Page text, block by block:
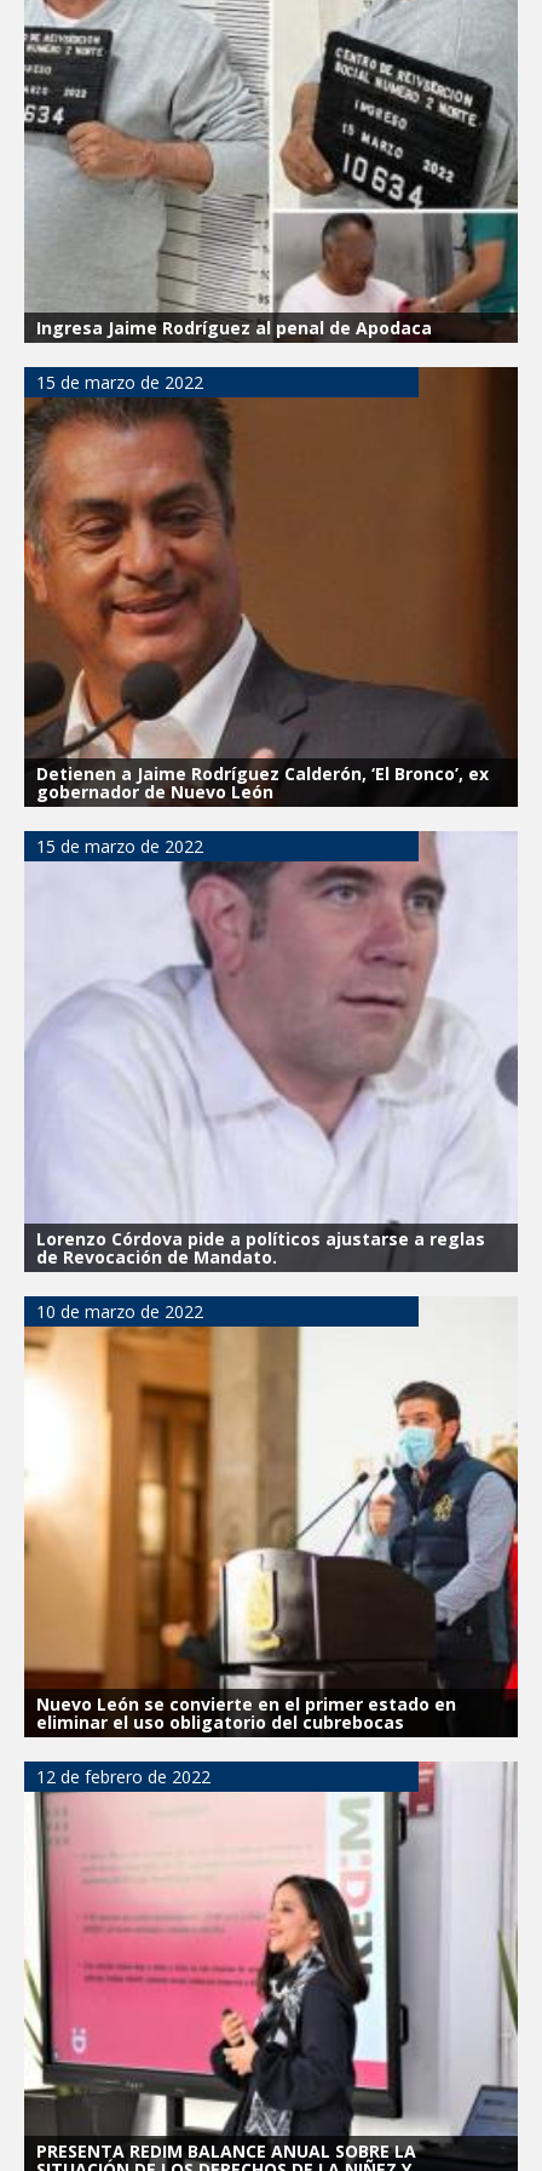
Atiende Gobierno de Reynosa reportes
ciudadanos
ATIENDE COMAPA MÁS DE 1800
REPORTES RECIBIDOS A TRAVÉS DEL
073 DURANTE JULIO
Llevó Carlos Peña Ortiz programa
Subsidio del Agua a Valle Soleado
Prepara DIF Tamaulipas actividades para
conmemorar el mes de las personas
adultas mayores
ESCUELA DE MÚSICA DEL SISTEMA DIF
ABRE INSCRIPCIONES PARA EL CICLO
AGOSTO-DICIEMBRE
Disney reconoce a nivel mundial talento
de estudiante de la UAT
Visitó Alcalde a vecinos de Balcones de
Alcalá con programa Subsidio del Agua
Tamaulipas sigue impulsando una
agenda de infraestructura con sentido
humanista
DIRECCIÓN DE DESARROLLO RURAL
APOYA A GANADEROS DE NUEVO
LAREDO ANTE LA REAPERTURA DE LA
EXPORTACIÓN DE GANADO
Impulsa STPS ferias del empleo para
jóvenes en tres regiones de Tamaulipas
Felicitó Carlos Peña Ortiz a más de 390
egresados de la Universidad Tecnológica
de Tamaulipas Norte
Ingresa Jaime Rodríguez al penal de Apodaca
15 de marzo de 2022
Detienen a Jaime Rodríguez Calderón, ‘El Bronco’, ex
gobernador de Nuevo León
15 de marzo de 2022
Lorenzo Córdova pide a políticos ajustarse a reglas
de Revocación de Mandato.
10 de marzo de 2022
Nuevo León se convierte en el primer estado en
eliminar el uso obligatorio del cubrebocas
12 de febrero de 2022
PRESENTA REDIM BALANCE ANUAL SOBRE LA